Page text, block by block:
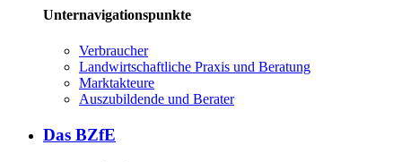
Unternavigationspunkte
Ver­brau­cher
Land­wirtschaft­liche Pra­xis und Be­ra­tung
Mark­tak­teu­re
Aus­zu­bil­den­de und Be­ra­ter
Das BZ­fE